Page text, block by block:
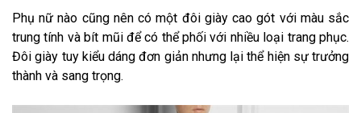
Phụ nữ nào cũng nên có một đôi giày cao gót với màu sắc
trung tính và bít mũi để có thể phối với nhiều loại trang phục.
Đôi giày tuy kiểu dáng đơn giản nhưng lại thể hiện sự trưởng
thành và sang trọng.